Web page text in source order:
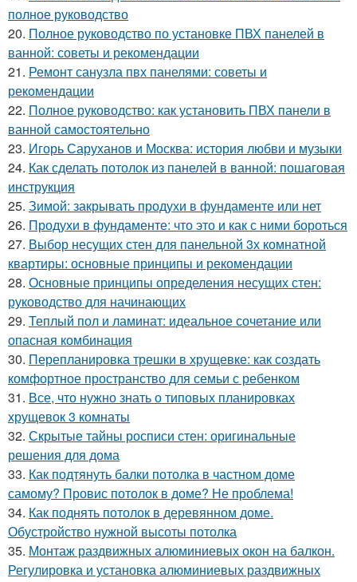
полное руководство
20. Полное руководство по установке ПВХ панелей в
ванной: советы и рекомендации
21. Ремонт санузла пвх панелями: советы и
рекомендации
22. Полное руководство: как установить ПВХ панели в
ванной самостоятельно
23. Игорь Саруханов и Москва: история любви и музыки
24. Как сделать потолок из панелей в ванной: пошаговая
инструкция
25. Зимой: закрывать продухи в фундаменте или нет
26. Продухи в фундаменте: что это и как с ними бороться
27. Выбор несущих стен для панельной 3х комнатной
квартиры: основные принципы и рекомендации
28. Основные принципы определения несущих стен:
руководство для начинающих
29. Теплый пол и ламинат: идеальное сочетание или
опасная комбинация
30. Перепланировка трешки в хрущевке: как создать
комфортное пространство для семьи с ребенком
31. Все, что нужно знать о типовых планировках
хрущевок 3 комнаты
32. Скрытые тайны росписи стен: оригинальные
решения для дома
33. Как подтянуть балки потолка в частном доме
самому? Провис потолок в доме? Не проблема!
34. Как поднять потолок в деревянном доме.
Обустройство нужной высоты потолка
35. Монтаж раздвижных алюминиевых окон на балкон.
Регулировка и установка алюминиевых раздвижных